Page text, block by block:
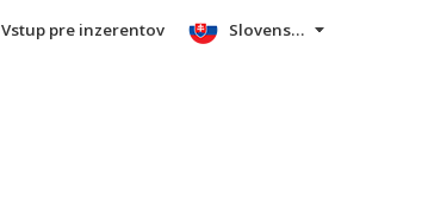
Vstup pre inzerentov Slovensky